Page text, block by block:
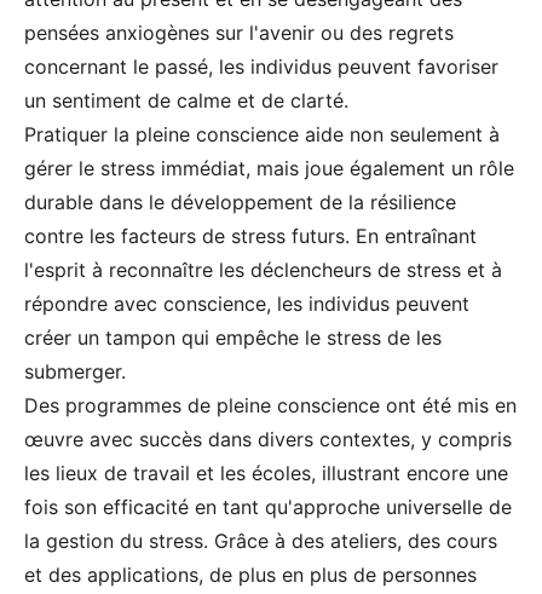
pensées anxiogènes sur l'avenir ou des regrets
concernant le passé, les individus peuvent favoriser
un sentiment de calme et de clarté.
Pratiquer la pleine conscience aide non seulement à
gérer le stress immédiat, mais joue également un rôle
durable dans le développement de la résilience
contre les facteurs de stress futurs. En entraînant
l'esprit à reconnaître les déclencheurs de stress et à
répondre avec conscience, les individus peuvent
créer un tampon qui empêche le stress de les
submerger.
Des programmes de pleine conscience ont été mis en
œuvre avec succès dans divers contextes, y compris
les lieux de travail et les écoles, illustrant encore une
fois son efficacité en tant qu'approche universelle de
la gestion du stress. Grâce à des ateliers, des cours
et des applications, de plus en plus de personnes